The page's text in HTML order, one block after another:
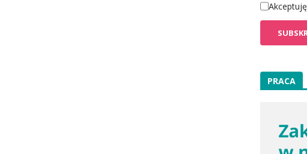
Akceptuję
PRACA